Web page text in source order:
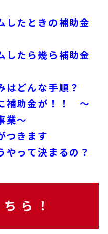
したときの補助金
したら幾ら補助金
はどんな手順？
補助金が！！ ～
業～
つきます
やって決まるの？
ら！